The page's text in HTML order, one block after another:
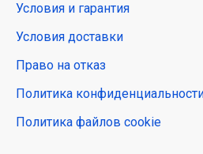
Условия и гарантия
Условия доставки
Право на отказ
Политика
Политика файлов cookie